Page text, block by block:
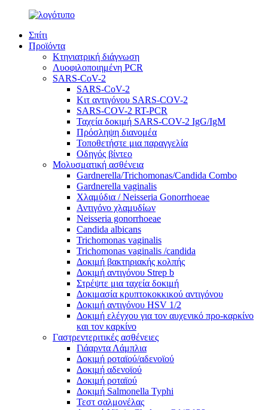
Σπίτι
Προϊόντα
Κτηνιατρική διάγνωση
Λυοφιλοποιημένη PCR
SARS-CoV-2
SARS-CoV-2
Κιτ αντιγόνου SARS-COV-2
SARS-COV-2 RT-PCR
Ταχεία δοκιμή SARS-COV-2 IgG/IgM
Πρόσληψη διανομέα
Τοποθετήστε μια παραγγελία
Οδηγός βίντεο
Μολυσματική ασθένεια
Gardnerella/Trichomonas/Candida Combo
Gardnerella vaginalis
Χλαμύδια / Neisseria Gonorrhoeae
Αντιγόνο χλαμυδίων
Neisseria gonorrhoeae
Candida albicans
Trichomonas vaginalis
Trichomonas vaginalis /candida
Δοκιμή βακτηριακής κολπής
Δοκιμή αντιγόνου Strep b
Στρέψτε μια ταχεία δοκιμή
Δοκιμασία κρυπτοκοκκικού αντιγόνου
Δοκιμή αντιγόνου HSV 1/2
Δοκιμή ελέγχου για τον αυχενικό προ-καρκίνο
και τον καρκίνο
Γαστρεντεριτικές ασθένειες
Γιάαρντα Λάμπλια
Δοκιμή ροταϊού/αδενοϊού
Δοκιμή αδενοϊού
Δοκιμή ροταϊού
Δοκιμή Salmonella Typhi
Τεστ σαλμονέλας